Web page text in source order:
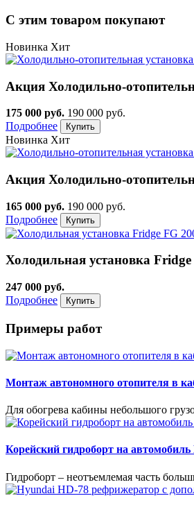
С этим товаром покупают
Новинка Хит
Акция Холодильно-
175 000 руб. 190 000 руб.
Подробнее
Новинка Хит
Акция Холодильно-
165 000 руб. 190 000 руб.
Подробнее
Холодильная установка
247 000 руб.
Подробнее
Примеры работ
Монтаж автономного отопителя в
Для обогрева кабины небольшого
Корейский гидроборт на
Гидроборт – неотъемлемая часть